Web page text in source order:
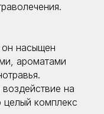
насыщен
ароматами
на
целый комплекс